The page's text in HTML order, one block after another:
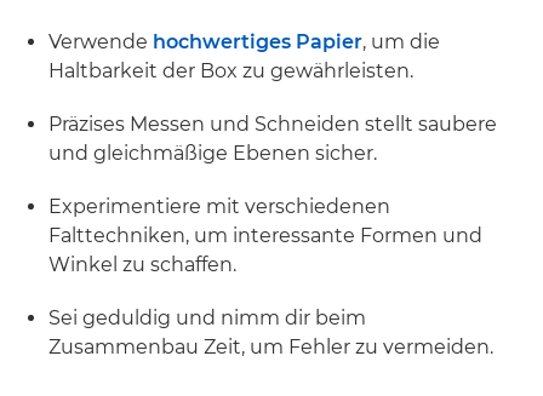
Verwende hochwertiges Papier, um die
Haltbarkeit der Box zu gewährleisten.
Präzises Messen und Schneiden stellt saubere
und gleichmäßige Ebenen sicher.
Experimentiere mit verschiedenen
Falttechniken, um interessante Formen und
Winkel zu schaffen.
Sei geduldig und nimm dir beim
Zusammenbau Zeit, um Fehler zu vermeiden.